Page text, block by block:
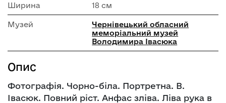
Ширина 18 см
Музей
Чернівецький обласний
меморіальний музей
Володимира Івасюка
Опис
Фотографія. Чорно-біла. Портретна. В.
Івасюк. Повний ріст. Анфас зліва. Ліва рука в